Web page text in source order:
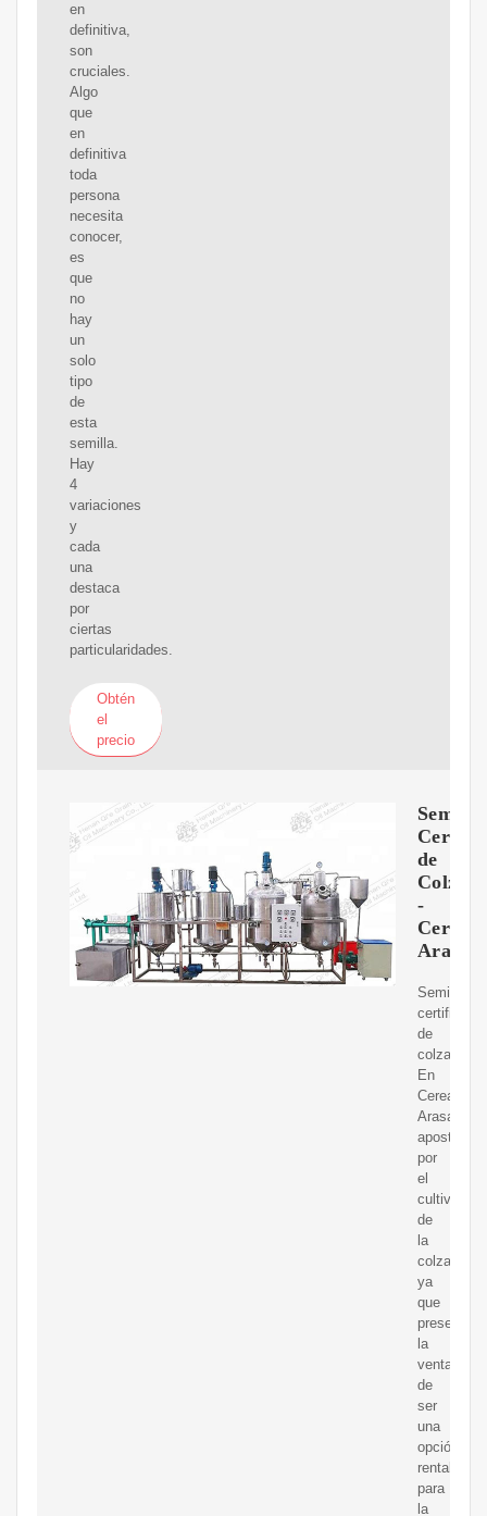
en
definitiva,
son
cruciales.
Algo
que
en
definitiva
toda
persona
necesita
conocer,
es
que
no
hay
un
solo
tipo
de
esta
semilla.
Hay
4
variaciones
y
cada
una
destaca
por
ciertas
particularidades.
Obtén
el
precio
Semilla
de
Colza
-
Semillas
de
colza.
En
Cereales
Arasanz
apostamos
por
el
cultivo
de
la
colza,
ya
que
presenta
la
ventaja
de
ser
una
opción
rentable
para
la